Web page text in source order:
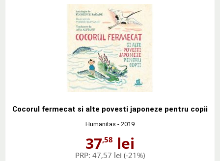
Cocorul fermecat si alte povesti japoneze pentru copii
Humanitas - 2019
37,58 lei
PRP: 47,57 lei (-21%)